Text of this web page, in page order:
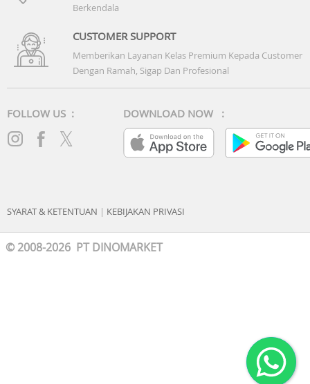
Berkendala
CUSTOMER SUPPORT
Memberikan Layanan Kelas Premium Kepada Customer
Dengan Ramah, Sigap Dan Profesional
FOLLOW US : DOWNLOAD NOW :
SYARAT & KETENTUAN | KEBIJAKAN PRIVASI
© 2008-2026 PT DINOMARKET